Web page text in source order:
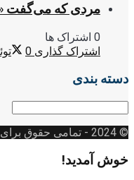
مردی که می‌گفت
0 اشتراک ها
اشتراک گذاری 0
دسته بندی
© 2024
- تمامی حقوق
خوش آمدید!